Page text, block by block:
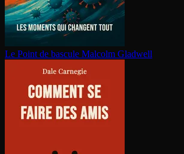
Le Point de bascule Malcolm Gladwell